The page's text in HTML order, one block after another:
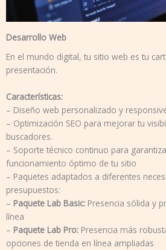
Desarrollo Web
En el mundo digital, tu sitio web es tu
presentación.
Características:
– Diseño web personalizado y
– Optimización SEO para mejorar tu
buscadores.
– Soporte técnico continuo para
funcionamiento óptimo de tu sitio
– Paquetes adaptados a diferentes
presupuestos:
– Paquete Lab Basic: Presencia sólida y
línea
– Paquete Lab Pro: Presencia más
opciones de tienda en línea ampliadas